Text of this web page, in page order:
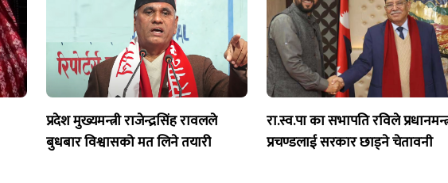
प्रदेश मुख्यमन्त्री राजेन्द्रसिंह रावलले
बुधबार विश्वासको मत लिने तयारी
रा.स्व.पा का सभापति रविले
प्रचण्डलाई सरकार छाड्ने चेतावनी